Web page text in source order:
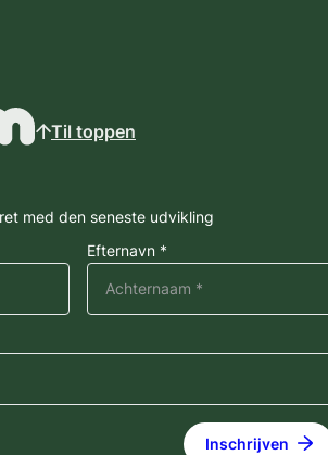
Til toppen
med den seneste udvikling
Efternavn *